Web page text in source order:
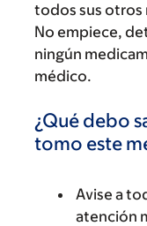
todos sus otros
No empiece,
ningún
médico.
¿Qué debo
tomo este
Avise a
atención